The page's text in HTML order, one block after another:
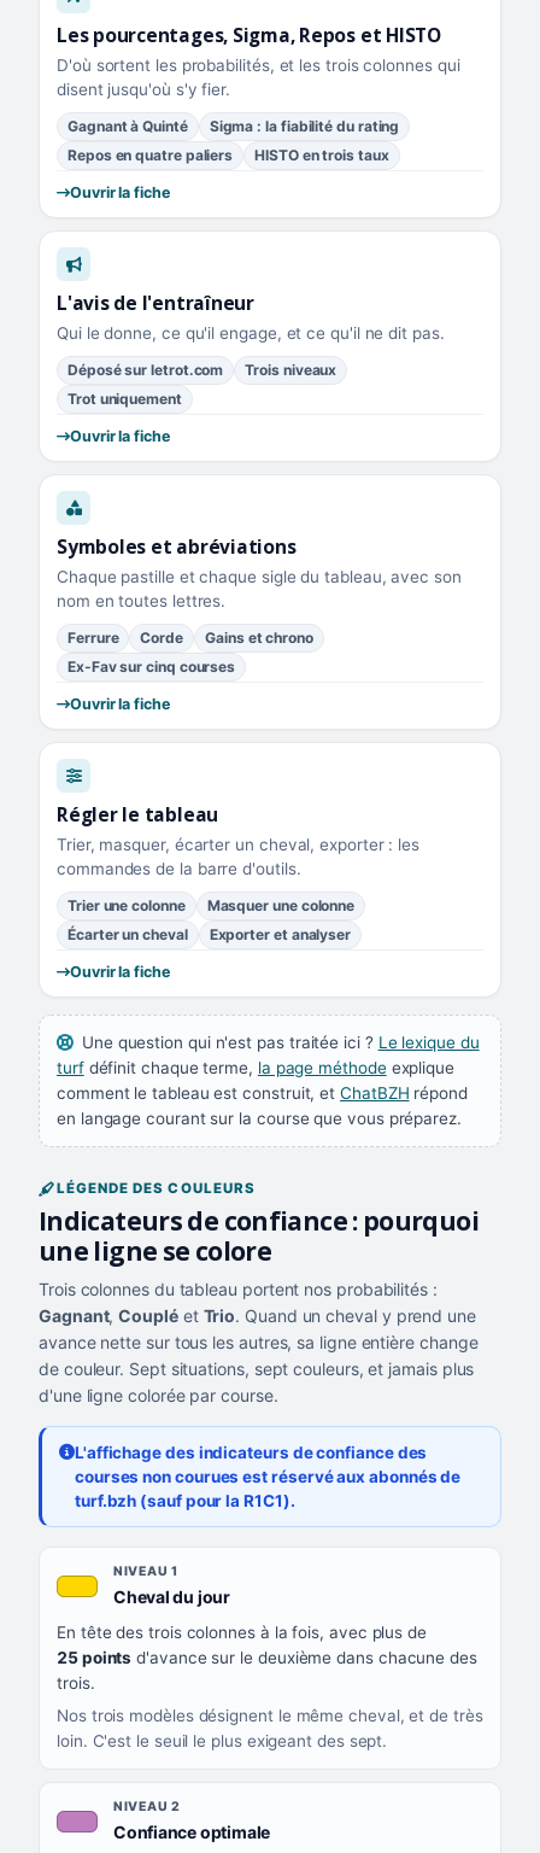
Les pourcentages, Sigma, Repos et HISTO
D'où sortent les probabilités, et les trois colonnes qui
disent jusqu'où s'y fier.
Gagnant à Quinté
Sigma : la fiabilité du rating
Repos en quatre paliers
HISTO en trois taux
Ouvrir la fiche
L'avis de l'entraîneur
Qui le donne, ce qu'il engage, et ce qu'il ne dit pas.
Déposé sur letrot.com
Trois niveaux
Trot uniquement
Ouvrir la fiche
Symboles et abréviations
Chaque pastille et chaque sigle du tableau, avec son
nom en toutes lettres.
Ferrure Corde
Gains et chrono
Ex-Fav sur cinq courses
Ouvrir la fiche
Régler le tableau
Trier, masquer, écarter un cheval, exporter : les
commandes de la barre d'outils.
Trier une colonne
Masquer une colonne
Écarter un cheval
Exporter et analyser
Ouvrir la fiche
Une question qui n'est pas traitée ici ? Le lexique du
turfdéfinit chaque terme, la page méthodeexplique
comment le tableau est construit, etChatBZH répond
en langage courant sur la course que vous préparez.
LÉGENDE DES COULEURS
Indicateurs de confiance : pourquoi
une ligne se colore
Trois colonnes du tableau portent nos probabilités :
Gagnant,Coupléet Trio. Quand un cheval y prend une
avance nette sur tous les autres, sa ligne entière change
de couleur. Sept situations, sept couleurs, et jamais plus
d'une ligne colorée par course.
L'affichage des indicateurs de confiance des
courses non courues est réservé aux abonnés de
turf.bzh (sauf pour la R1C1).
QUAND LA LIGNE PREND CETTE COULEUR
CE QUE CELA VOUS DIT
NIVEAU 1
Cheval du jour, couleur jaune or
En tête des trois colonnes à la fois, avec plus de
25 points d'avance sur le deuxième dans chacune des
trois.
Nos trois modèles désignent le même cheval, et de très
loin. C'est le seuil le plus exigeant des sept.
NIVEAU 2
Confiance optimale, couleur mauve